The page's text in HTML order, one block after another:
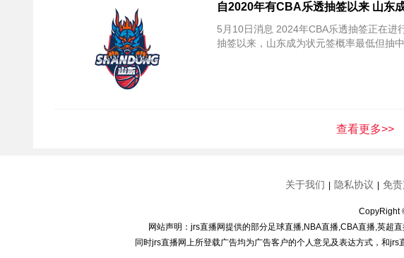
自2020年有CBA乐透抽签以来 山东
5月10日消息 2024年CBA乐透抽签正在进
抽签以来，山东成为状元签概率最低但抽
查看更多>>
关于我们 隐私协议 免责
CopyRight
网站声明：jrs直播网提供的部分足球直播,NBA直播,CBA直播,英超
同时jrs直播网上所登载广告均为广告客户的个人意见及表达方式，和